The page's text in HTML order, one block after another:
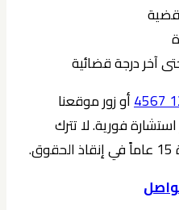
آخر درجة قضائية
أو زور موقعنا
فورية. لا تترك